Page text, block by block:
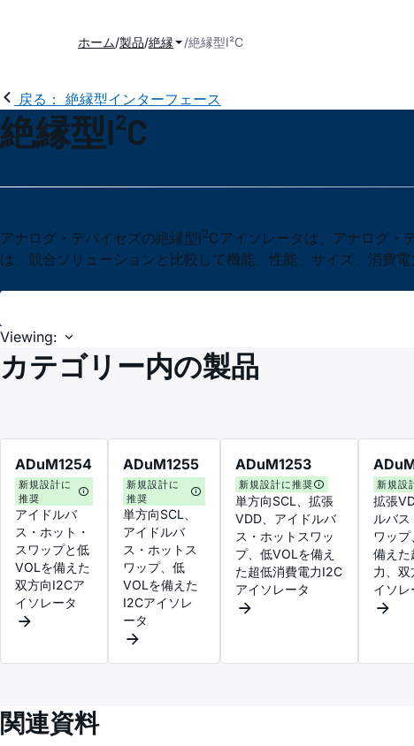
ホーム 製品 絶縁 絶縁型I²C
戻る： 絶縁型インターフェース
絶縁型I²C
アナログ・デバイセズの絶縁型I2Cアイソレータは、アナログ・
は、競合ソリューションと比較して機能、性能、サイズ、消費電
Viewing:
カテゴリー内の製品
ADuM1254
新規設計に
推奨
アイドルバ
ス・ホット・
スワップと低
VOLを備えた
双方向I2Cア
イソレータ
ADuM1255
新規設計に
推奨
単方向SCL、
アイドルバ
ス・ホットス
ワップ、低
VOLを備えた
I2Cアイソレ
ータ
ADuM1253
新規設計に推奨
単方向SCL、拡張
VDD、アイドルバ
ス・ホットスワッ
プ、低VOLを備え
た超低消費電力I2C
アイソレータ
新規設
拡張
ルバス
ワッ
備えた
力、
イソレ
関連資料